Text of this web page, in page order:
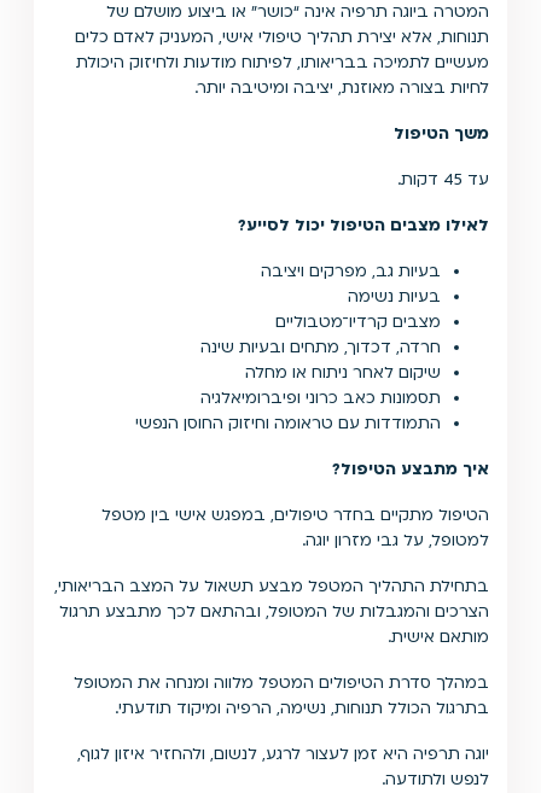
המטרה ביוגה תרפיה אינה “כושר” או ביצוע מושלם של
תנוחות, אלא יצירת תהליך טיפולי אישי, המעניק לאדם כלים
מעשיים לתמיכה בבריאותו, לפיתוח מודעות ולחיזוק היכולת
לחיות בצורה מאוזנת, יציבה ומיטיבה יותר.
משך הטיפול
עד 45 דקות.
לאילו מצבים הטיפול יכול לסייע?
בעיות גב, מפרקים ויציבה
בעיות נשימה
מצבים קרדיו־מטבוליים
חרדה, דכדוך, מתחים ובעיות שינה
שיקום לאחר ניתוח או מחלה
תסמונות כאב כרוני ופיברומיאלגיה
התמודדות עם טראומה וחיזוק החוסן הנפשי
איך מתבצע הטיפול?
הטיפול מתקיים בחדר טיפולים, במפגש אישי בין מטפל
למטופל, על גבי מזרון יוגה.
בתחילת התהליך המטפל מבצע תשאול על המצב הבריאותי,
הצרכים והמגבלות של המטופל, ובהתאם לכך מתבצע תרגול
מותאם אישית.
במהלך סדרת הטיפולים המטפל מלווה ומנחה את המטופל
בתרגול הכולל תנוחות, נשימה, הרפיה ומיקוד תודעתי.
יוגה תרפיה היא זמן לעצור לרגע, לנשום, ולהחזיר איזון לגוף,
לנפש ולתודעה.